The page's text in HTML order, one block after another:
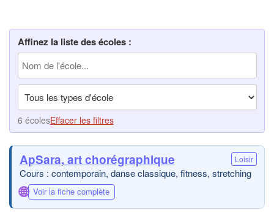
Affinez la liste des écoles :
6 écolesEffacer les filtres
ApSara, art chorégraphique Loisir
Cours : contemporain, danse classique, fitness, stretching
🌐 Voir la fiche complète